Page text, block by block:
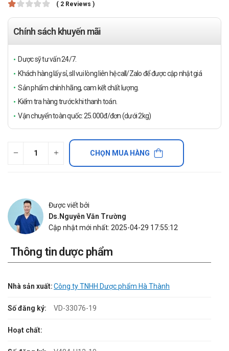
( 2 Reviews )
Chính sách khuyến mãi
Dược sỹ tư vấn 24/7.
Khách hàng lấy sỉ, sll vui lòng liên hệ call/Zalo để được cập nhật giá
Sản phẩm chính hãng, cam kết chất lượng.
Kiểm tra hàng trước khi thanh toán.
Vận chuyển toàn quốc: 25.000đ/đơn (dưới 2kg)
CHỌN MUA HÀNG
Được viết bởi
Ds.Nguyễn Văn Trường
Cập nhật mới nhất: 2025-04-29 17:55:12
Thông tin dược phẩm
Nhà sản xuất:Công ty TNHH Dược phẩm Hà Thành
Số đăng ký: VD-33076-19
Hoạt chất: